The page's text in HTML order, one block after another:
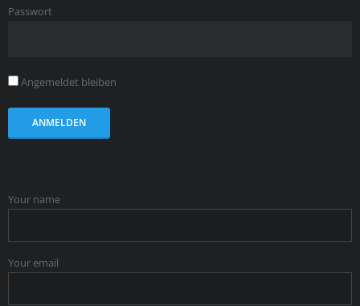
Passwort
Angemeldet bleiben
Your name
Your email